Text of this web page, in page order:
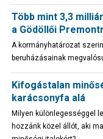
Több mint 3,3
a Gödöllői
A kormányhatározat
beruházásainak
Kifogástalan
karácsonyfa alá
Milyen különlegességgel
hozzánk közel állót, aki